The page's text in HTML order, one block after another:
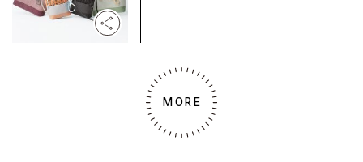
MORE